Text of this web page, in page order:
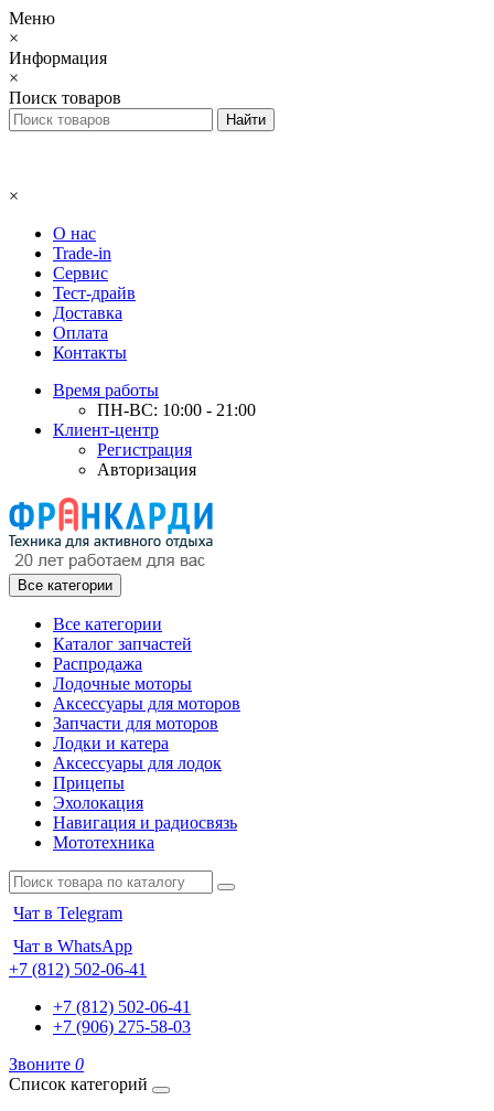
Меню
×
Информация
×
Поиск товаров
×
О нас
Trade-in
Сервис
Тест-драйв
Доставка
Оплата
Контакты
Время работы
ПН-ВС: 10:00 - 21:00
Клиент-центр
Регистрация
Авторизация
Все категории
Все категории
Каталог запчастей
Распродажа
Лодочные моторы
Аксессуары для моторов
Запчасти для моторов
Лодки и катера
Аксессуары для лодок
Прицепы
Эхолокация
Навигация и радиосвязь
Мототехника
Чат в Telegram
Чат в WhatsApp
+7 (812) 502-06-41
+7 (812) 502-06-41
+7 (906) 275-58-03
Звоните 0
Список категорий